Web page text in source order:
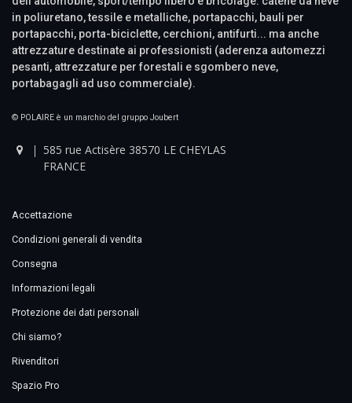
in poliuretano, tessile e metalliche, portapacchi, bauli per
portapacchi, porta-biciclette, cerchioni, antifurti... ma anche
attrezzature destinate ai professionisti (aderenza automezzi
pesanti, attrezzature per forestali e sgombero neve,
portabagagli ad uso commerciale).
© POLAIRE è un marchio del gruppo Joubert
585 rue Actisère 38570 LE CHEYLAS
FRANCE
Accettazione
Condizioni generali di vendita
Consegna
Informazioni legali
Protezione dei dati personali
Chi siamo?
Rivenditori
Spazio Pro